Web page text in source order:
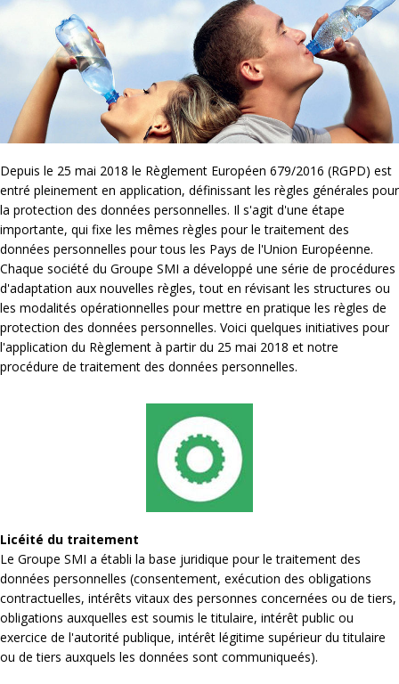
Depuis le 25 mai 2018 le Règlement Européen 679/2016 (RGPD) est
entré pleinement en application, définissant les règles générales pour
la protection des données personnelles. Il s'agit d'une étape
importante, qui fixe les mêmes règles pour le traitement des
données personnelles pour tous les Pays de l'Union Européenne.
Chaque société du Groupe SMI a développé une série de procédures
d'adaptation aux nouvelles règles, tout en révisant les structures ou
les modalités opérationnelles pour mettre en pratique les règles de
protection des données personnelles. Voici quelques initiatives pour
l'application du Règlement à partir du 25 mai 2018 et notre
procédure de traitement des données personnelles.
Licéité du traitement
Le Groupe SMI a établi la base juridique pour le traitement des
données personnelles (consentement, exécution des obligations
contractuelles, intérêts vitaux des personnes concernées ou de tiers,
obligations auxquelles est soumis le titulaire, intérêt public ou
exercice de l'autorité publique, intérêt légitime supérieur du titulaire
ou de tiers auxquels les données sont communiqueés).